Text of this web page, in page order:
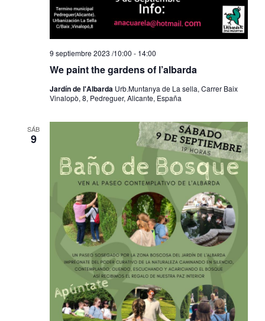
We paint the gardens of l’albarda
9 septiembre 2023 /10:00 - 14:00
Jardín de l'Albarda Urb.Muntanya de La sella, Carrer Baix
Vinalopò, 8, Pedreguer, Alicante, España
SÁB
9